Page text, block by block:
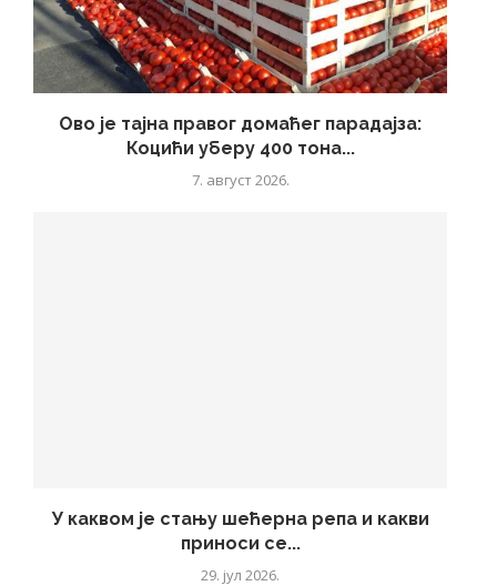
Ово је тајна правог домаћег парадајза:
Коцићи уберу 400 тона...
7. август 2026.
У каквом је стању шећерна репа и какви
приноси се...
29. јул 2026.